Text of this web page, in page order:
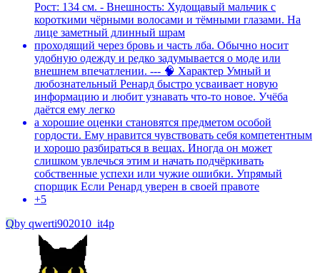
Рост: 134 см. - Внешность: Худощавый мальчик с
короткими чёрными волосами и тёмными глазами. На
лице заметный длинный шрам
проходящий через бровь и часть лба. Обычно носит
удобную одежду и редко задумывается о моде или
внешнем впечатлении. --- 🧠 Характер Умный и
любознательный Ренард быстро усваивает новую
информацию и любит узнавать что-то новое. Учёба
даётся ему легко
а хорошие оценки становятся предметом особой
гордости. Ему нравится чувствовать себя компетентным
и хорошо разбираться в вещах. Иногда он может
слишком увлечься этим и начать подчёркивать
собственные успехи или чужие ошибки. Упрямый
спорщик Если Ренард уверен в своей правоте
+5
Qby qwerti902010_it4p